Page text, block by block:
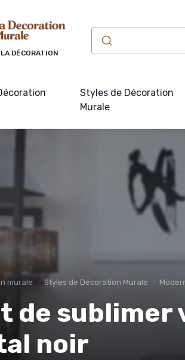
DÉCORATION
Styles de Décoration
Murale
murale Styles de Décoration Murale
de sublimer
noir